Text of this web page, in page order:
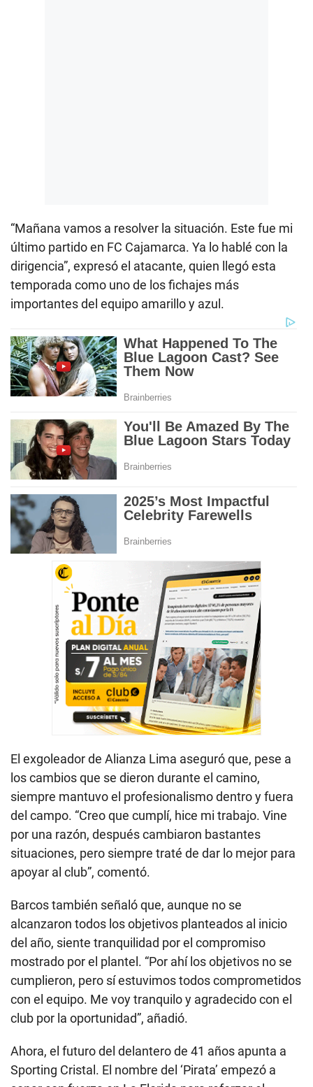
“Mañana vamos a resolver la situación. Este fue mi
último partido en FC Cajamarca. Ya lo hablé con la
dirigencia”, expresó el atacante, quien llegó esta
temporada como uno de los fichajes más
importantes del equipo amarillo y azul.
El exgoleador de Alianza Lima aseguró que, pese a
los cambios que se dieron durante el camino,
siempre mantuvo el profesionalismo dentro y fuera
del campo. “Creo que cumplí, hice mi trabajo. Vine
por una razón, después cambiaron bastantes
situaciones, pero siempre traté de dar lo mejor para
apoyar al club”, comentó.
Barcos también señaló que, aunque no se
alcanzaron todos los objetivos planteados al inicio
del año, siente tranquilidad por el compromiso
mostrado por el plantel. “Por ahí los objetivos no se
cumplieron, pero sí estuvimos todos comprometidos
con el equipo. Me voy tranquilo y agradecido con el
club por la oportunidad”, añadió.
Ahora, el futuro del delantero de 41 años apunta a
Sporting Cristal. El nombre del ‘Pirata’ empezó a